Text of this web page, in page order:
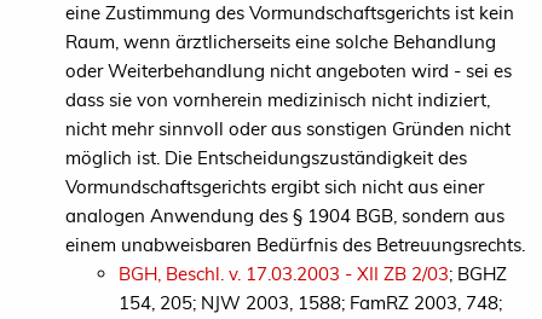
eine Zustimmung des Vormundschaftsgerichts ist kein
Raum, wenn ärztlicherseits eine solche Behandlung
oder Weiterbehandlung nicht angeboten wird - sei es
dass sie von vornherein medizinisch nicht indiziert,
nicht mehr sinnvoll oder aus sonstigen Gründen nicht
möglich ist. Die Entscheidungszuständigkeit des
Vormundschaftsgerichts ergibt sich nicht aus einer
analogen Anwendung des § 1904 BGB, sondern aus
einem unabweisbaren Bedürfnis des Betreuungsrechts.
BGH, Beschl. v. 17.03.2003 - XII ZB 2/03; BGHZ
154, 205; NJW 2003, 1588; FamRZ 2003, 748;